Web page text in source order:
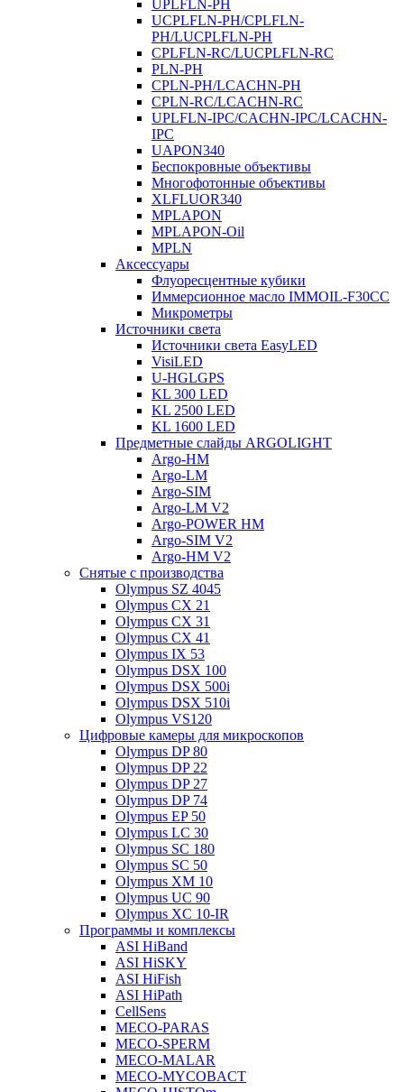
UPLFLN-PH
UCPLFLN-PH/CPLFLN-
PH/LUCPLFLN-PH
CPLFLN-RC/LUCPLFLN-RC
PLN-PH
CPLN-PH/LCACHN-PH
CPLN-RC/LCACHN-RC
UPLFLN-IPC/CACHN-IPC/LCACHN-
IPC
UAPON340
Беспокровные объективы
Многофотонные объективы
XLFLUOR340
MPLAPON
MPLAPON-Oil
MPLN
Аксессуары
Флуоресцентные кубики
Иммерсионное масло IMMOIL-F30CC
Микрометры
Источники света
Источники света EasyLED
VisiLED
U-HGLGPS
KL 300 LED
KL 2500 LED
KL 1600 LED
Предметные слайды ARGOLIGHT
Argo-HM
Argo-LM
Argo-SIM
Argo-LM V2
Argo-POWER HM
Argo-SIM V2
Argo-HM V2
Снятые с производства
Olympus SZ 4045
Olympus CX 21
Olympus CX 31
Olympus CX 41
Olympus IX 53
Olympus DSX 100
Olympus DSX 500i
Olympus DSX 510i
Olympus VS120
Цифровые камеры для микроскопов
Olympus DP 80
Olympus DP 22
Olympus DP 27
Olympus DP 74
Olympus EP 50
Olympus LC 30
Olympus SC 180
Olympus SC 50
Olympus XM 10
Olympus UC 90
Olympus XC 10-IR
Программы и комплексы
ASI HiBand
ASI HiSKY
ASI HiFish
ASI HiPath
CellSens
MECO-PARAS
MECO-SPERM
MECO-MALAR
MECO-MYCOBACT